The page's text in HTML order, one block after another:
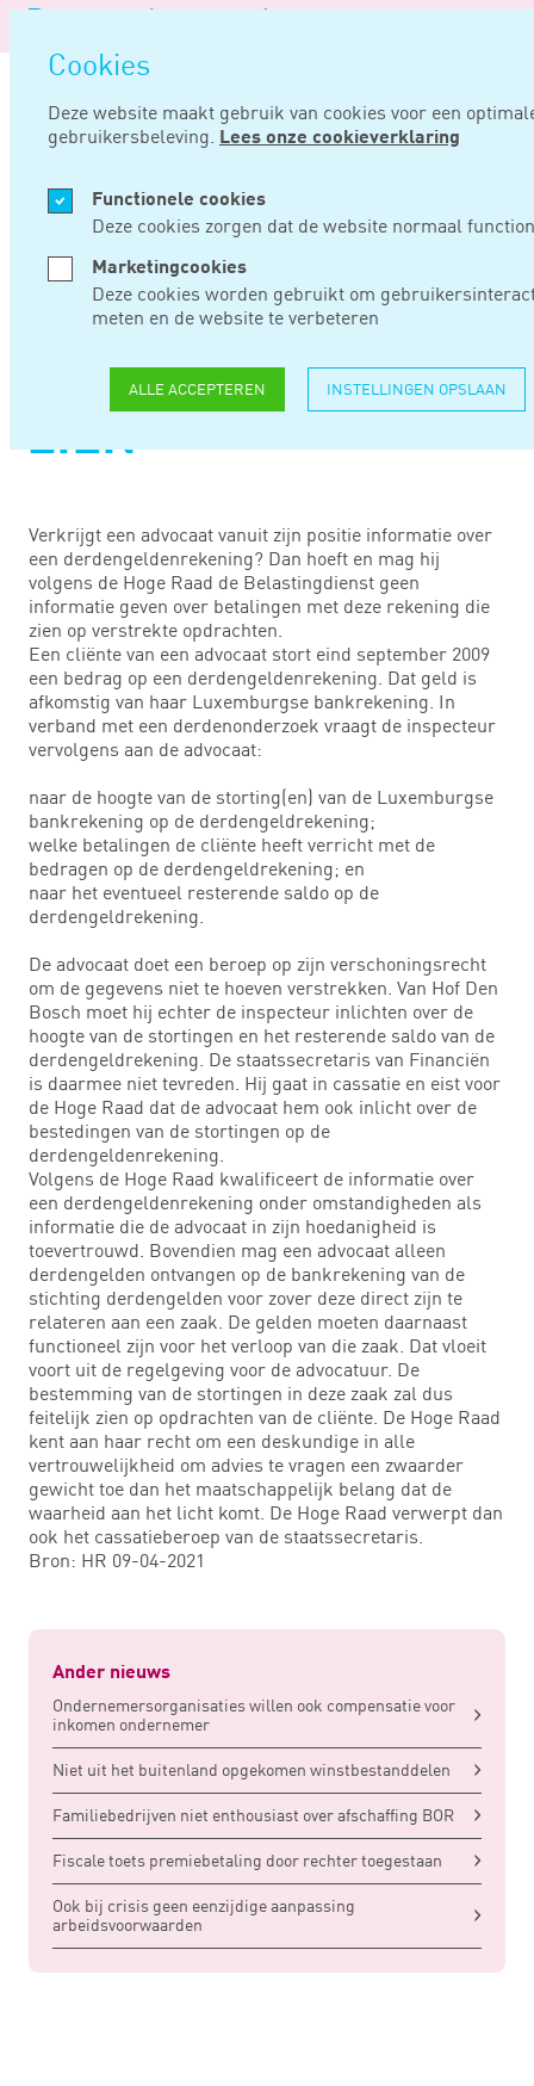
overslaan
Cookies
Deze website maakt gebruik van cookies voor een
gebruikersbeleving. Lees onze cookieverklaring
Functionele cookies
Deze cookies zorgen dat de website normaal
Marketingcookies
Deze cookies worden gebruikt om
meten en de website te verbeteren
ALLE ACCEPTEREN INSTELLINGEN OPSLAAN
Logo
Noord
Negentig
APR 19, 2021
ADVOCAAT KAN OP
ZIEN
Verkrijgt een advocaat vanuit zijn positie informatie over
een derdengeldenrekening? Dan hoeft en mag hij
volgens de Hoge Raad de Belastingdienst geen
informatie geven over betalingen met deze rekening die
zien op verstrekte opdrachten.
Een cliënte van een advocaat stort eind september 2009
een bedrag op een derdengeldenrekening. Dat geld is
afkomstig van haar Luxemburgse bankrekening. In
verband met een derdenonderzoek vraagt de inspecteur
vervolgens aan de advocaat:
naar de hoogte van de storting(en) van de Luxemburgse
bankrekening op de derdengeldrekening;
welke betalingen de cliënte heeft verricht met de
bedragen op de derdengeldrekening; en
naar het eventueel resterende saldo op de
derdengeldrekening.
De advocaat doet een beroep op zijn verschoningsrecht
om de gegevens niet te hoeven verstrekken. Van Hof Den
Bosch moet hij echter de inspecteur inlichten over de
hoogte van de stortingen en het resterende saldo van de
derdengeldrekening. De staatssecretaris van Financiën
is daarmee niet tevreden. Hij gaat in cassatie en eist voor
de Hoge Raad dat de advocaat hem ook inlicht over de
bestedingen van de stortingen op de
derdengeldenrekening.
Volgens de Hoge Raad kwalificeert de informatie over
een derdengeldenrekening onder omstandigheden als
informatie die de advocaat in zijn hoedanigheid is
toevertrouwd. Bovendien mag een advocaat alleen
derdengelden ontvangen op de bankrekening van de
stichting derdengelden voor zover deze direct zijn te
relateren aan een zaak. De gelden moeten daarnaast
functioneel zijn voor het verloop van die zaak. Dat vloeit
voort uit de regelgeving voor de advocatuur. De
bestemming van de stortingen in deze zaak zal dus
feitelijk zien op opdrachten van de cliënte. De Hoge Raad
kent aan haar recht om een deskundige in alle
vertrouwelijkheid om advies te vragen een zwaarder
gewicht toe dan het maatschappelijk belang dat de
waarheid aan het licht komt. De Hoge Raad verwerpt dan
ook het cassatieberoep van de staatssecretaris.
Bron: HR 09-04-2021
Ander nieuws
Ondernemersorganisaties willen ook compensatie voor
inkomen ondernemer
Niet uit het buitenland opgekomen winstbestanddelen
Familiebedrijven niet enthousiast over afschaffing BOR
Fiscale toets premiebetaling door rechter toegestaan
Ook bij crisis geen eenzijdige aanpassing
arbeidsvoorwaarden